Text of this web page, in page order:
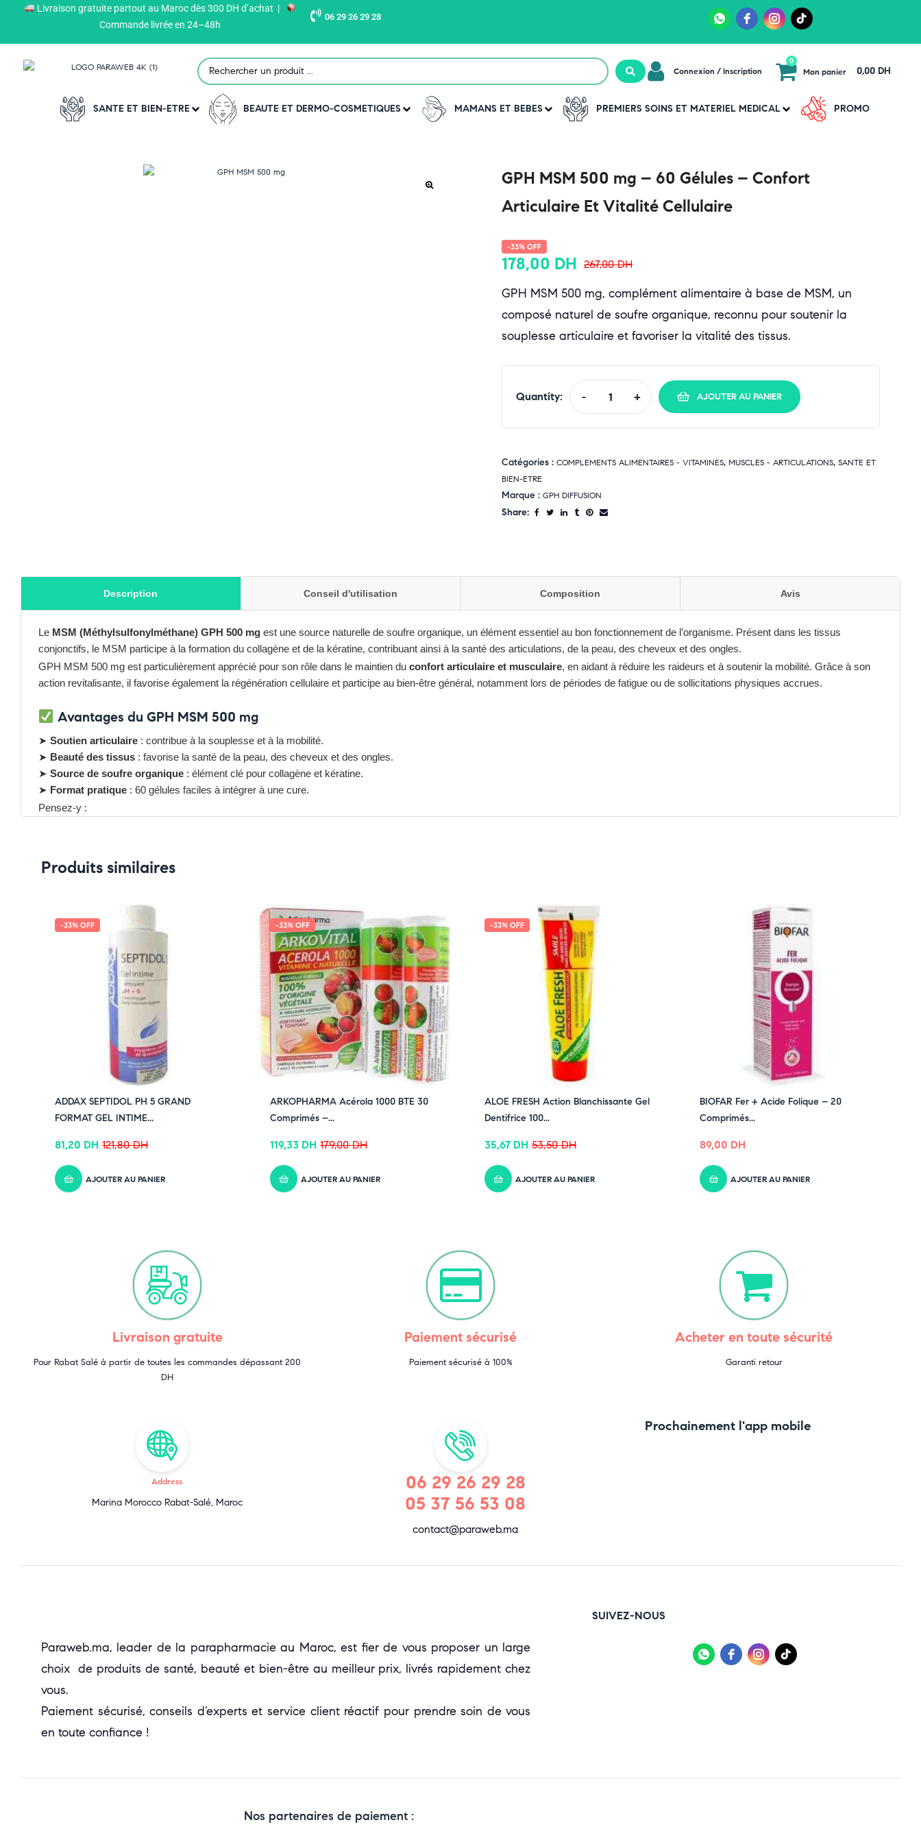
Livraison gratuite partout au Maroc dès 300 DH d’achat |
Commande livrée en 24–48h
06 29 26 29 28
Connexion / Inscription Mon panier
0
0,00 DH
SANTE ET BIEN-ETRE BEAUTE ET DERMO-COSMETIQUES MAMANS ET BEBES PREMIERS SOINS ET MATERIEL MEDICAL PROMO
Produits > GPH DIFFUSION >
GPH MSM 500 mg – 60 Gélules – Confort
Articulaire Et Vitalité Cellulaire
-33% OFF
267,00DH
178,00 DH
GPH MSM 500 mg, complément alimentaire à base de MSM, un
composé naturel de soufre organique, reconnu pour soutenir la
souplesse articulaire et favoriser la vitalité des tissus.
Quantity: - + AJOUTER AU PANIER
Catégories : COMPLEMENTS ALIMENTAIRES - VITAMINES, MUSCLES - ARTICULATIONS, SANTE ET
BIEN-ETRE
Marque : GPH DIFFUSION
Share:
Description Conseil d'utilisation Composition Avis
Le MSM (Méthylsulfonylméthane) GPH 500 mg est une source naturelle de soufre organique, un élément essentiel au bon fonctionnement de l’organisme. Présent dans les tissus
conjonctifs, le MSM participe à la formation du collagène et de la kératine, contribuant ainsi à la santé des articulations, de la peau, des cheveux et des ongles.
GPH MSM 500 mg est particulièrement apprécié pour son rôle dans le maintien du confort articulaire et musculaire, en aidant à réduire les raideurs et à soutenir la mobilité. Grâce à son
action revitalisante, il favorise également la régénération cellulaire et participe au bien-être général, notamment lors de périodes de fatigue ou de sollicitations physiques accrues.
Avantages du GPH MSM 500 mg
➤ Soutien articulaire : contribue à la souplesse et à la mobilité.
➤ Beauté des tissus : favorise la santé de la peau, des cheveux et des ongles.
➤ Source de soufre organique : élément clé pour collagène et kératine.
➤ Format pratique : 60 gélules faciles à intégrer à une cure.
Pensez-y :
Produits similaires
-33% OFF
ADDAX SEPTIDOL PH 5 GRAND
FORMAT GEL INTIME...
121,80DH
81,20 DH
AJOUTER AU PANIER
-33% OFF
ARKOPHARMA Acérola 1000 BTE 30
Comprimés –...
179,00DH
119,33 DH
AJOUTER AU PANIER
-33% OFF
ALOE FRESH Action Blanchissante Gel
Dentifrice 100...
53,50DH
35,67 DH
AJOUTER AU PANIER
BIOFAR Fer + Acide Folique – 20
Comprimés...
89,00 DH
AJOUTER AU PANIER
Livraison gratuite
Pour Rabat Salé à partir de toutes les commandes dépassant 200
DH
Paiement sécurisé
Paiement sécurisé à 100%
Acheter en toute sécurité
Garanti retour
Address
Marina Morocco Rabat-Salé, Maroc
06 29 26 29 28
05 37 56 53 08
contact@paraweb.ma
Prochainement l'app mobile
Paraweb.ma, leader de la parapharmacie au Maroc, est fier de vous proposer un large
choix de produits de santé, beauté et bien-être au meilleur prix, livrés rapidement chez
vous.
Paiement sécurisé, conseils d’experts et service client réactif pour prendre soin de vous
en toute confiance !
SUIVEZ-NOUS
Nos partenaires de paiement :